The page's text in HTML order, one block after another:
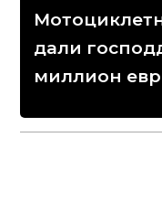
дали
миллион